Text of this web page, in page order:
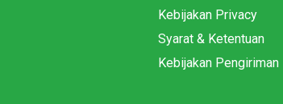
Kebijakan Privacy
Syarat & Ketentuan
Kebijakan Pengiriman